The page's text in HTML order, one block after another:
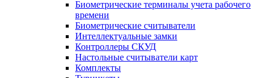
Биометрические терминалы учета рабочего
времени
Биометрические считыватели
Интеллектуальные замки
Контроллеры СКУД
Настольные считыватели карт
Комплекты